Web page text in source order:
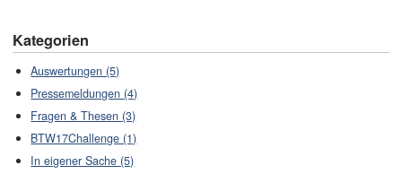
Kategorien
Auswertungen (5)
Pressemeldungen (4)
Fragen & Thesen (3)
BTW17Challenge (1)
In eigener Sache (5)